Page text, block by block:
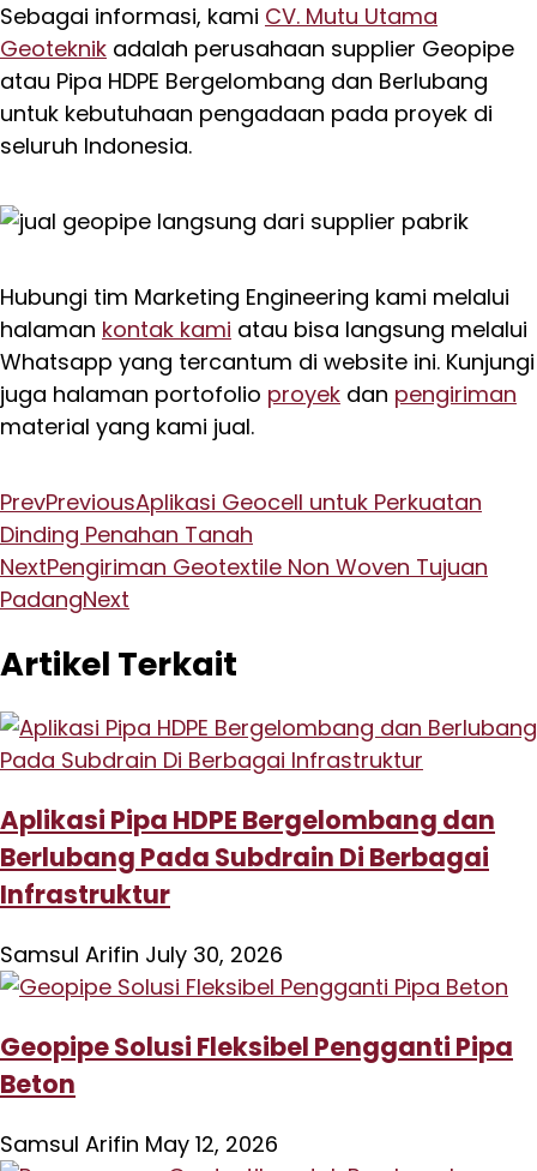
Sebagai informasi, kami CV. Mutu Utama
Geoteknik adalah perusahaan supplier Geopipe
atau Pipa HDPE Bergelombang dan Berlubang
untuk kebutuhaan pengadaan pada proyek di
seluruh Indonesia.
Hubungi tim Marketing Engineering kami melalui
halaman kontak kami atau bisa langsung melalui
Whatsapp yang tercantum di website ini. Kunjungi
juga halaman portofolio proyek dan pengiriman
material yang kami jual.
PrevPreviousAplikasi Geocell untuk Perkuatan
Dinding Penahan Tanah
NextPengiriman Geotextile Non Woven Tujuan
PadangNext
Artikel Terkait
Aplikasi Pipa HDPE Bergelombang dan
Berlubang Pada Subdrain Di Berbagai
Infrastruktur
Samsul Arifin July 30, 2026
Geopipe Solusi Fleksibel Pengganti Pipa
Beton
Samsul Arifin May 12, 2026